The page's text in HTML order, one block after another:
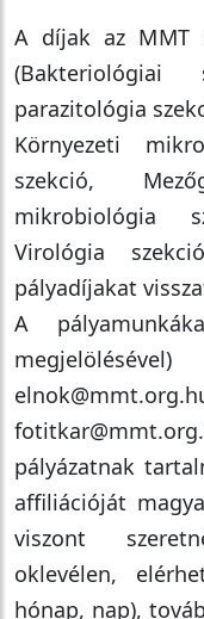
A díjak az MMT
parazitológia
Környezeti
szekció,
mikrobiológia
Virológia
pályadíjakat
A
pályázatnak
affiliációját
viszont
oklevélen,
hónap, nap),